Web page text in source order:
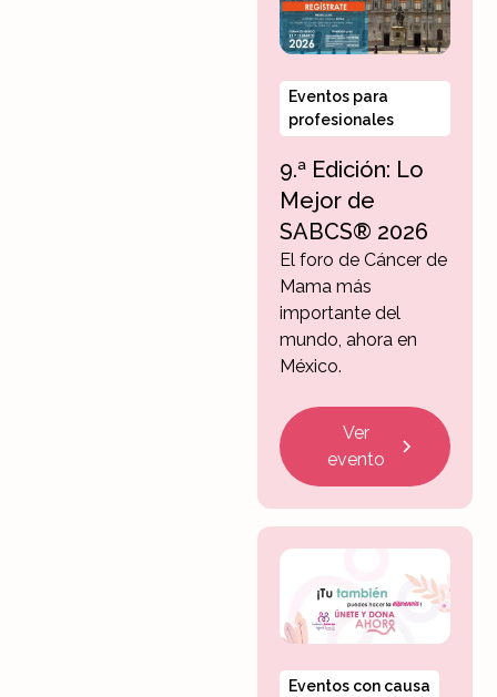
Eventos para
profesionales
9.ª Edición: Lo
Mejor de
SABCS® 2026
El foro de Cáncer de
Mama más
importante del
mundo, ahora en
México.
Ver
evento
Eventos con causa